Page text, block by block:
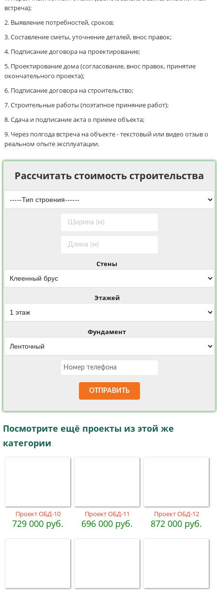
встреча);
Выявление потребностей, сроков;
Составление сметы, уточнение деталей, внос правок;
Подписание договора на проектирование;
Проектирование дома (согласование, внос правок, принятие
окончательного проекта);
Подписание договора на строительство;
Строительные работы (поэтапное приняние работ);
Сдача и подписание акта о приеме объекта;
Через полгода встреча на объекте - текстовый или видео отзыв о
реальном опыте эксплуатации.
Рассчитать стоимость строительства
Стены
Этажей
Фундамент
ОТПРАВИТЬ
Посмотрите ещё проекты из этой же
категории
Проект ОБД-10
729 000 руб.
Проект ОБД-11
696 000 руб.
Проект ОБД-12
872 000 руб.